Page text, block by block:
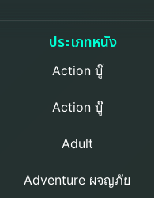
ประเภทหนัง
Action บู๊
Action บู๊
Adult
Adventure ผจญภัย